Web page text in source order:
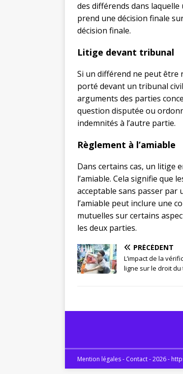
des différends dans
prend une décision finale
décision finale.
Litige devant tribunal
Si un différend ne peut être
porté devant un tribunal
arguments des parties
question disputée ou
indemnités à l’autre partie.
Règlement à l’amiable
Dans certains cas, un litige
l’amiable. Cela signifie que
acceptable sans passer
l’amiable peut inclure une
mutuelles sur certains
les deux parties.
PRÉCÉDENT
L’impact de la
ligne sur le droit du
Mention légales - Contact - 2026 -